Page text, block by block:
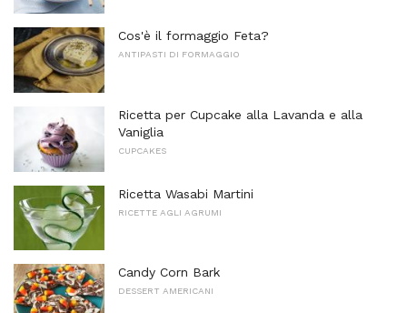
Cos'è il formaggio Feta?
ANTIPASTI DI FORMAGGIO
Ricetta per Cupcake alla Lavanda e alla
Vaniglia
CUPCAKES
Ricetta Wasabi Martini
RICETTE AGLI AGRUMI
Candy Corn Bark
DESSERT AMERICANI